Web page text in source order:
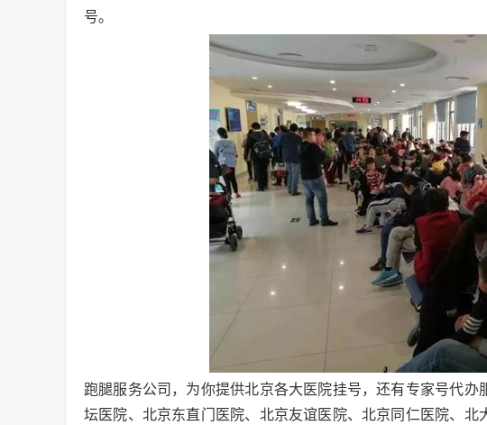
号。
跑腿服务公司，为你提供北京各大医院挂号，还有专家号代
坛医院、北京东直门医院、北京友谊医院、北京同仁医院、